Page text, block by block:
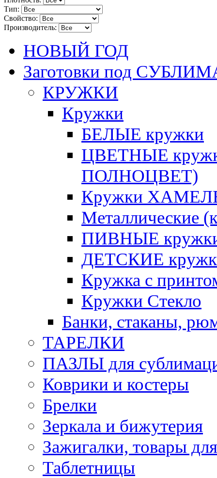
Тип:
Свойство:
Производитель:
НОВЫЙ ГОД
Заготовки под
КРУЖКИ
Кружки
БЕЛЫЕ кружки
ЦВЕТНЫЕ
ПОЛНОЦВЕТ)
Кружки
Металлические
ПИВНЫЕ
ДЕТСКИЕ
Кружка с
Кружки Стекло
Банки, стаканы,
ТАРЕЛКИ
ПАЗЛЫ для
Коврики и костеры
Брелки
Зеркала и бижутерия
Зажигалки, товары
Таблетницы